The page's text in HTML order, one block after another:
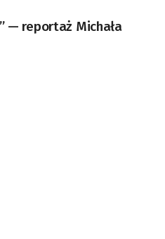
— reportaż Michała